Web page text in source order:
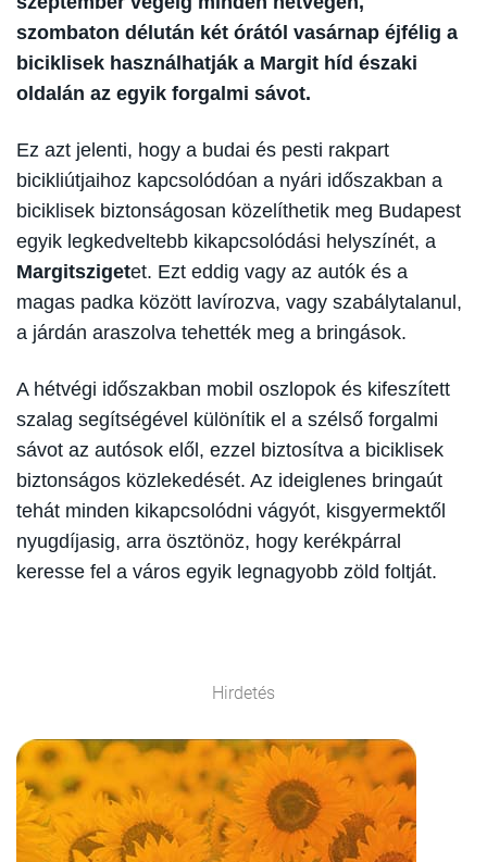
szombaton délután két órától vasárnap éjfélig a
biciklisek használhatják a Margit híd északi
oldalán az egyik forgalmi sávot.
Ez azt jelenti, hogy a budai és pesti rakpart
bicikliútjaihoz kapcsolódóan a nyári időszakban a
biciklisek biztonságosan közelíthetik meg Budapest
egyik legkedveltebb kikapcsolódási helyszínét, a
Margitszigetet. Ezt eddig vagy az autók és a
magas padka között lavírozva, vagy szabálytalanul,
a járdán araszolva tehették meg a bringások.
A hétvégi időszakban mobil oszlopok és kifeszített
szalag segítségével különítik el a szélső forgalmi
sávot az autósok elől, ezzel biztosítva a biciklisek
biztonságos közlekedését. Az ideiglenes bringaút
tehát minden kikapcsolódni vágyót, kisgyermektől
nyugdíjasig, arra ösztönöz, hogy kerékpárral
keresse fel a város egyik legnagyobb zöld foltját.
Hirdetés